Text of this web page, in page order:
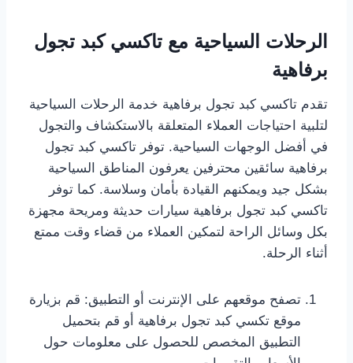
الرحلات السياحية مع تاكسي كبد تجول
برفاهية
تقدم تاكسي كبد تجول برفاهية خدمة الرحلات السياحية
لتلبية احتياجات العملاء المتعلقة بالاستكشاف والتجول
في أفضل الوجهات السياحية. توفر تاكسي كبد تجول
برفاهية سائقين محترفين يعرفون المناطق السياحية
بشكل جيد ويمكنهم القيادة بأمان وسلاسة. كما توفر
تاكسي كبد تجول برفاهية سيارات حديثة ومريحة مجهزة
بكل وسائل الراحة لتمكين العملاء من قضاء وقت ممتع
أثناء الرحلة.
تصفح موقعهم على الإنترنت أو التطبيق: قم بزيارة
موقع تكسي كبد تجول برفاهية أو قم بتحميل
التطبيق المخصص للحصول على معلومات حول